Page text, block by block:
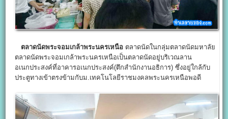
ตลาดนัดพระจอมเกล้าพระนครเหนือ ตลาดนัดในกลุ่มตลาดนัดมหาลัย
ตลาดนัดพระจอมเกล้าพระนครเหนือเป็นตลาดนัดอยู่บริเวณลาน
อเนกประสงค์ที่อาคารอเนกประสงค์(ตึกสำนักงานอธิการ) ซึ่งอยู่ใกล้กับ
ประตูทางเข้าตรงข้ามกับม.เทคโนโลยีราชมงคลพระนครเหนือพอดี